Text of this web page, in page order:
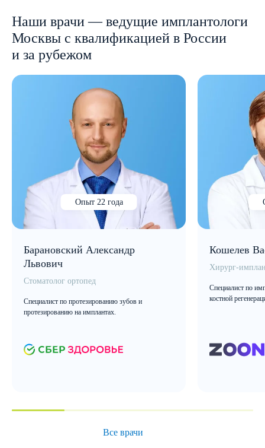
Наши врачи — ведущие имплантологи
Москвы с квалификацией в России
и за рубежом
Опыт 22 года
Барановский Александр
Львович
Стоматолог ортопед
Специалист по протезированию зубов и
протезированию на имплантах.
Кошелев
Хирург-
Специалист по
костной
Все врачи